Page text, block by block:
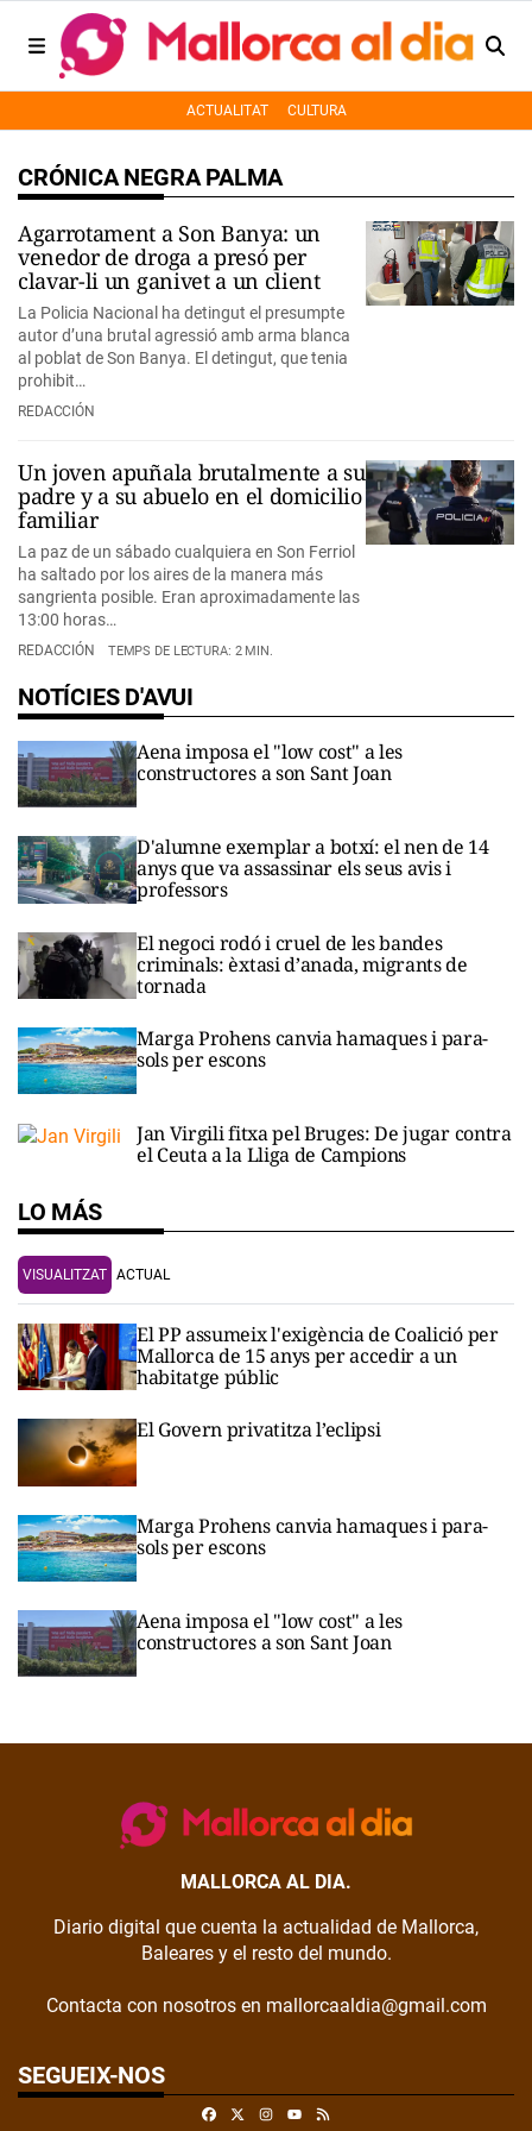
ACTUALITAT CULTURA
CRÓNICA NEGRA PALMA
Agarrotament a Son Banya: un
venedor de droga a presó per
clavar-li un ganivet a un client
La Policia Nacional ha detingut el presumpte
autor d’una brutal agressió amb arma blanca
al poblat de Son Banya. El detingut, que tenia
prohibit…
REDACCIÓN
Un joven apuñala brutalmente a su
padre y a su abuelo en el domicilio
familiar
La paz de un sábado cualquiera en Son Ferriol
ha saltado por los aires de la manera más
sangrienta posible. Eran aproximadamente las
13:00 horas…
REDACCIÓN TEMPS DE LECTURA: 2 MIN.
NOTÍCIES D'AVUI
Aena imposa el "low cost" a les
constructores a son Sant Joan
D'alumne exemplar a botxí: el nen de 14
anys que va assassinar els seus avis i
professors
El negoci rodó i cruel de les bandes
criminals: èxtasi d’anada, migrants de
tornada
Marga Prohens canvia hamaques i para-
sols per escons
Jan Virgili fitxa pel Bruges: De jugar contra
el Ceuta a la Lliga de Campions
LO MÁS
VISUALITZAT ACTUAL
El PP assumeix l'exigència de Coalició per
Mallorca de 15 anys per accedir a un
habitatge públic
El Govern privatitza l’eclipsi
Marga Prohens canvia hamaques i para-
sols per escons
Aena imposa el "low cost" a les
constructores a son Sant Joan
MALLORCA AL DIA.
Diario digital que cuenta la actualidad de Mallorca,
Baleares y el resto del mundo.
Contacta con nosotros en mallorcaaldia@gmail.com
SEGUEIX-NOS
FacebookInstagram